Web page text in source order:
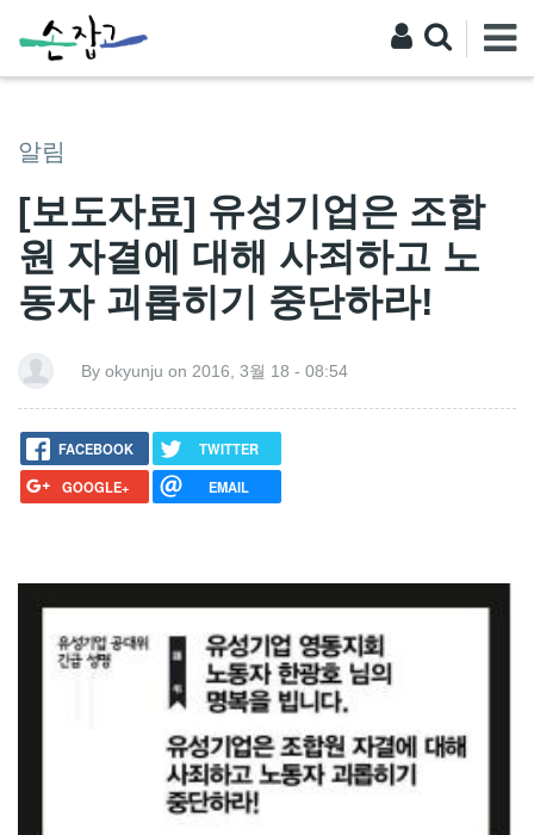
알림
[보도자료] 유성기업은 조합
원 자결에 대해 사죄하고 노
동자 괴롭히기 중단하라!
By okyunju on 2016, 3월 18 - 08:54
FACEBOOK
TWITTER
GOOGLE+
EMAIL